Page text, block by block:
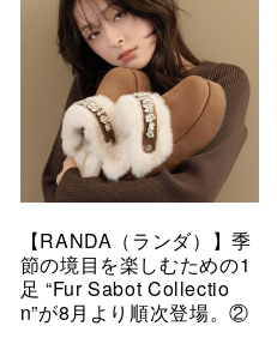
【RANDA（ランダ）】季
節の境目を楽しむための1
足 “Fur Sabot Collectio
n”が8月より順次登場。②